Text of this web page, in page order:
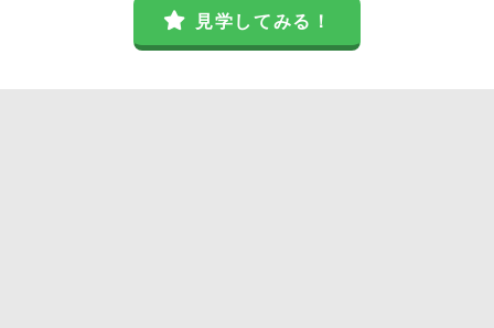
見学してみる！